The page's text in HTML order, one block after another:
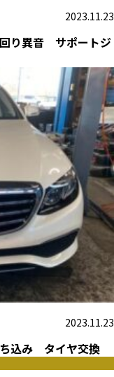
2023.11.23
り異音 サポートジ
2023.11.23
込み タイヤ交換